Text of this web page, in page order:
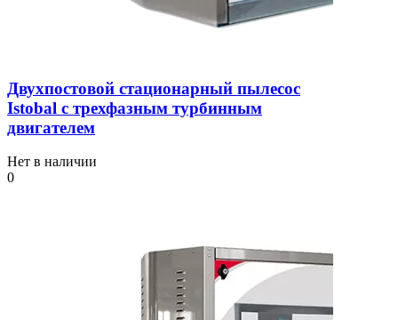
Двухпостовой стационарный пылесос
Istobal с трехфазным турбинным
двигателем
Нет в наличии
0